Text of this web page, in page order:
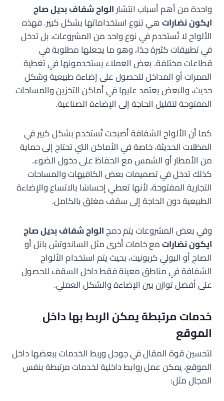
واحدة من أهم أسباب انتشارالواح شفاف بديل صاج
ايكون نضاراتهي تنوع استخداماتها بشكل كبير. فهذه
الألواح لا تُستخدم في نوع واحد من المشروعات، بل تدخل
في تطبيقات كثيرة جدًا، وهو ما يجعلها مطلوبة في
قطاعات مختلفة. بعض العملاء يستخدمونها في تغطية
الممرات أو المداخل للحصول على إضاءة طبيعية وشكل
حديث، والبعض يعتمد عليها في أماكن التخزين والمساحات
المفتوحة لتقليل الحاجة إلى الإضاءة الصناعية.
كما أن الألواح الشفافة أصبحت تُستخدم بشكل كبير في
المظلات الحديثة، خاصة في الأماكن التي تحتاج إلى حماية
من الأمطار أو الشمس مع الحفاظ على دخول الضوء.
كذلك تدخل في تصميمات بعض الكافيهات والمساحات
التجارية المفتوحة، لأنها تعطي إحساسًا بالاتساع والإضاءة
الطبيعية دون الحاجة إلى سقف مغلق بالكامل.
وفي بعض المشروعات يتم دمجالواح شفاف بديل صاج
ايكون نضاراتمع خامات أخرى مثل الساندوتش بانل أو
الصاج أو البولي كربونيت، بحيث يتم استخدام الألواح
الشفافة في مناطق معينة فقط داخل السقف للحصول
على أفضل توازن بين الإضاءة والشكل العملي.
خدمات مرتبطة يمكن الربط بها داخل
الموقع
لتحسين قوة المقال في جوجل وربط الخدمات ببعضها داخل
الموقع، يمكن عمل روابط داخلية لخدمات مرتبطة بنفس
المجال مثل: